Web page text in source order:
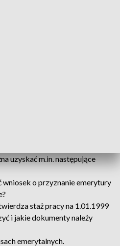
uzyskać m.in. następujące
wniosek o przyznanie emerytury
staż pracy na 1.01.1999
i jakie dokumenty należy
emerytalnych.